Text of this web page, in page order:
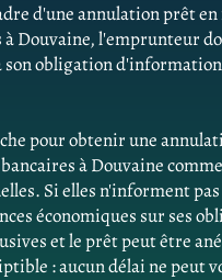
d'une annulation prêt
à Douvaine, l'emprunteur
son obligation
pour obtenir une
à Douvaine
Si elles n'informent
économiques sur ses
et le prêt peut être
: aucun délai ne peut